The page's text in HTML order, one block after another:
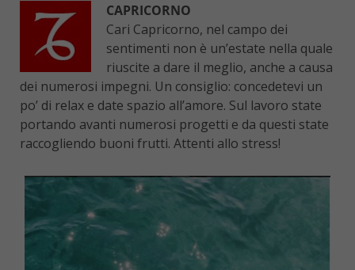
CAPRICORNO
Cari Capricorno, nel campo dei
sentimenti non è un’estate nella quale
riuscite a dare il meglio, anche a causa
dei numerosi impegni. Un consiglio: concedetevi un
po’ di relax e date spazio all’amore. Sul lavoro state
portando avanti numerosi progetti e da questi state
raccogliendo buoni frutti. Attenti allo stress!